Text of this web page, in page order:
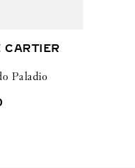
CARTIER
Paladio